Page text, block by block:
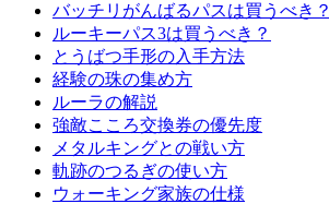
バッチリがんばるパスは買うべき？
ルーキーパス3は買うべき？
とうばつ手形の入手方法
経験の珠の集め方
ルーラの解説
強敵こころ交換券の優先度
メタルキングとの戦い方
軌跡のつるぎの使い方
ウォーキング家族の仕様